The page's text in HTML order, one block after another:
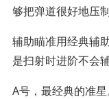
够把弹道很好地压
辅助瞄准用经典辅
是扫射时进阶不会
A号，最经典的准